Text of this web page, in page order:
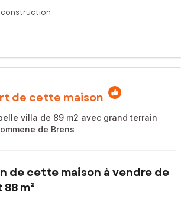
construction
de cette maison
villa de 89 m2 avec grand terrain
de Brens
de cette maison à vendre de
m²